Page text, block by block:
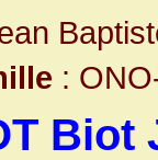
:
Biot